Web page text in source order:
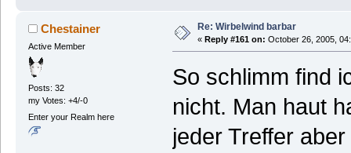
Chestainer
Active Member
Posts: 32
my Votes: +4/-0
Enter your Realm here
Re: Wirbelwind barbar
« Reply #161 on: October 26, 2005,
So schlimm find
nicht. Man haut
jeder Treffer